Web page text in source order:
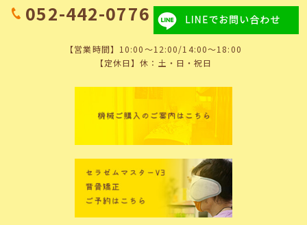
052-442-0776
【営業時間】10:00～12:00/14:00～18:00
【定休日】休：土・日・祝日